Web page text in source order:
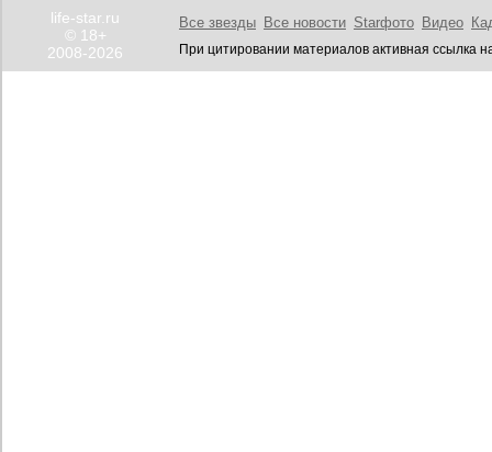
life-star.ru
© 18+
2008-2026
Все звезды Все новости Starфото Видео
При цитировании материалов активная ссылка